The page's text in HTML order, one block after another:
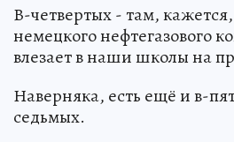
В-четвертых - там,
немецкого нефтегазового
влезает в наши школы на
Наверняка, есть ещё и в-
седьмых.